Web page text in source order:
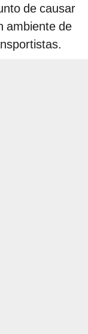
de causar
ambiente de